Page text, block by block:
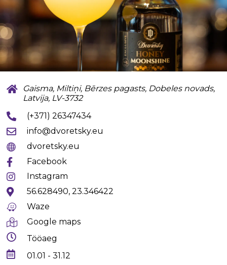
Gaisma, Miltiņi, Bērzes pagasts, Dobeles novads,
Latvija, LV-3732
(+371) 26347434
info@dvoretsky.eu
dvoretsky.eu
Facebook
Instagram
56.628490, 23.346422
Waze
Google maps
Tööaeg
01.01 - 31.12